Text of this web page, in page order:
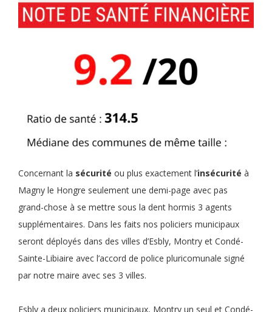
Concernant la sécurité ou plus exactement l’insécurité à
Magny le Hongre seulement une demi-page avec pas
grand-chose à se mettre sous la dent hormis 3 agents
supplémentaires. Dans les faits nos policiers municipaux
seront déployés dans des villes d’Esbly, Montry et Condé-
Sainte-Libiaire avec l’accord de police pluricomunale signé
par notre maire avec ses 3 villes.
Esbly a deux policiers municipaux, Montry un seul et Condé-